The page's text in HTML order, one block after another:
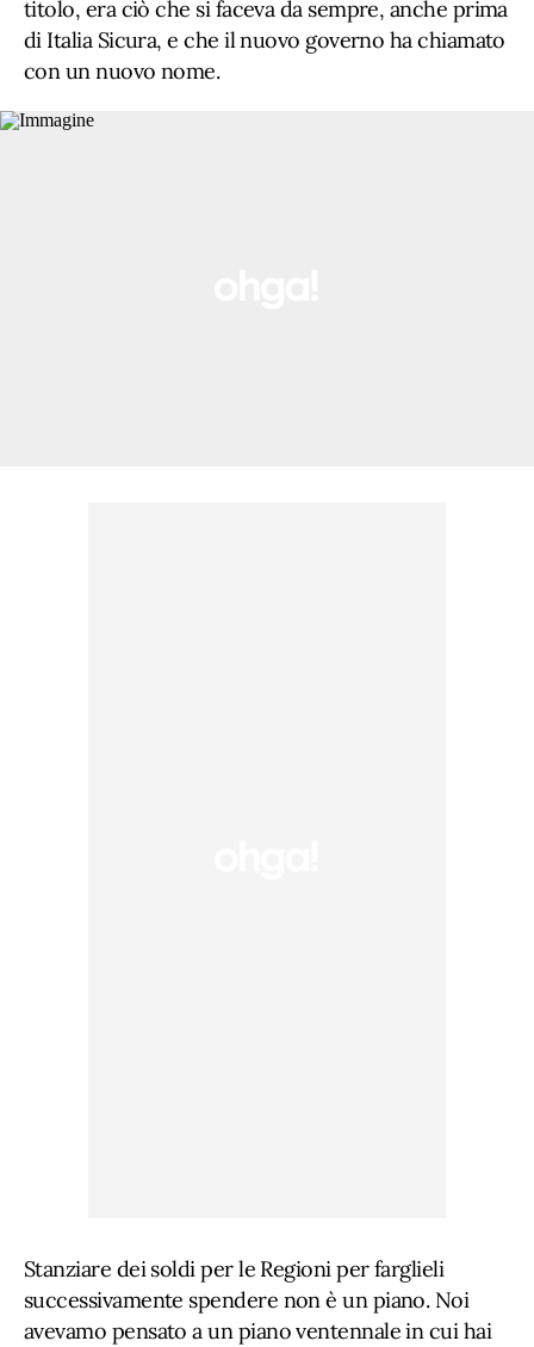
titolo, era ciò che si faceva da sempre, anche prima
di Italia Sicura, e che il nuovo governo ha chiamato
con un nuovo nome.
Stanziare dei soldi per le Regioni per farglieli
successivamente spendere non è un piano. Noi
avevamo pensato a un piano ventennale in cui hai